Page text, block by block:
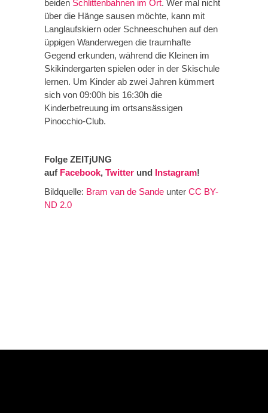
beiden Schlittenbahnen im Ort. Wer mal nicht
über die Hänge sausen möchte, kann mit
Langlaufskiern oder Schneeschuhen auf den
üppigen Wanderwegen die traumhafte
Gegend erkunden, während die Kleinen im
Skikindergarten spielen oder in der Skischule
lernen. Um Kinder ab zwei Jahren kümmert
sich von 09:00h bis 16:30h die
Kinderbetreuung im ortsansässigen
Pinocchio-Club.
Folge ZEITjUNG
auf Facebook, Twitter und Instagram!
Bildquelle: Bram van de Sande unter CC BY-
ND 2.0